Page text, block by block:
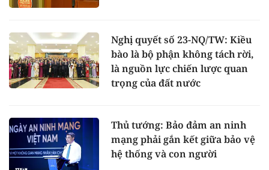
Nghị quyết số 23-NQ/TW: Kiều
bào là bộ phận không tách rời,
là nguồn lực chiến lược quan
trọng của đất nước
Thủ tướng: Bảo đảm an ninh
mạng phải gắn kết giữa bảo vệ
hệ thống và con người